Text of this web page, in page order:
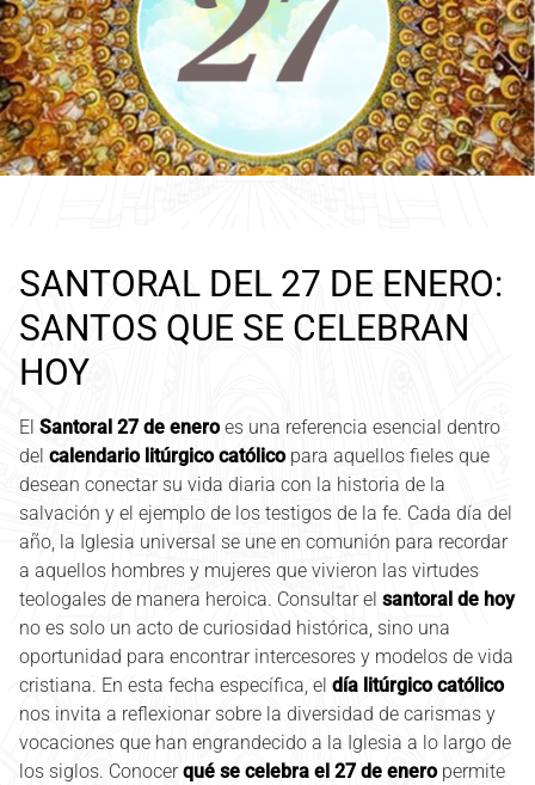
SANTORAL DEL 27 DE ENERO:
SANTOS QUE SE CELEBRAN
HOY
El Santoral 27 de eneroes una referencia esencial dentro
del calendario litúrgico católicopara aquellos fieles que
desean conectar su vida diaria con la historia de la
salvación y el ejemplo de los testigos de la fe. Cada día del
año, la Iglesia universal se une en comunión para recordar
a aquellos hombres y mujeres que vivieron las virtudes
teologales de manera heroica. Consultar el santoral de hoy
no es solo un acto de curiosidad histórica, sino una
oportunidad para encontrar intercesores y modelos de vida
cristiana. En esta fecha específica, el día litúrgico católico
nos invita a reflexionar sobre la diversidad de carismas y
vocaciones que han engrandecido a la Iglesia a lo largo de
los siglos. Conocerqué se celebra el 27 de eneropermite